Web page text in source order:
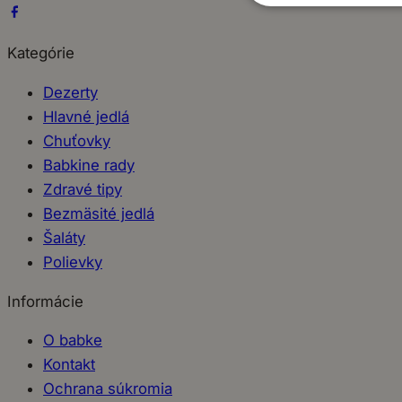
Kategórie
Dezerty
Hlavné jedlá
Chuťovky
Babkine rady
Zdravé tipy
Bezmäsité jedlá
Šaláty
Polievky
Informácie
O babke
Kontakt
Ochrana súkromia